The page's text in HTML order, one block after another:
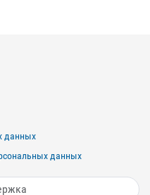
данных
данных